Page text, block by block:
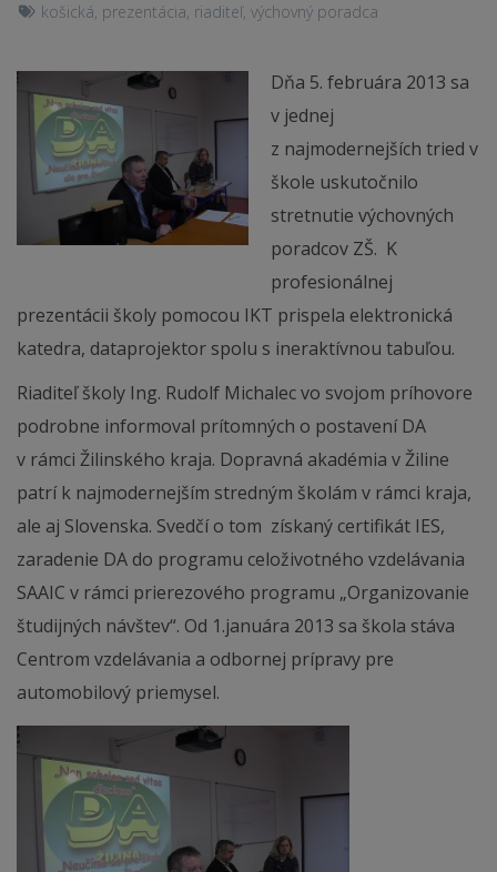
košická, prezentácia, riaditeľ, výchovný poradca
Dňa 5. februára 2013 sa
v jednej
z najmodernejších tried v
škole uskutočnilo
stretnutie výchovných
poradcov ZŠ. K
profesionálnej
prezentácii školy pomocou IKT prispela elektronická
katedra, dataprojektor spolu s ineraktívnou tabuľou.
Riaditeľ školy Ing. Rudolf Michalec vo svojom príhovore
podrobne informoval prítomných o postavení DA
v rámci Žilinského kraja. Dopravná akadémia v Žiline
patrí k najmodernejším stredným školám v rámci kraja,
ale aj Slovenska. Svedčí o tom získaný certifikát IES,
zaradenie DA do programu celoživotného vzdelávania
SAAIC v rámci prierezového programu „Organizovanie
študijných návštev“. Od 1.januára 2013 sa škola stáva
Centrom vzdelávania a odbornej prípravy pre
automobilový priemysel.